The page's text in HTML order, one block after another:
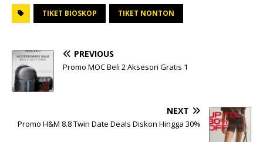
TIKET BIOSKOP TIKET NONTON
PREVIOUS
Promo MOC Beli 2 Aksesori Gratis 1
NEXT
Promo H&M 8.8 Twin Date Deals Diskon Hingga 30%